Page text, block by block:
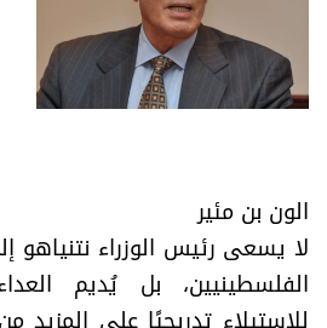
الون بن مئير
لا يسعى رئيس الوزراء
الفلسطينيين، بل يُديم